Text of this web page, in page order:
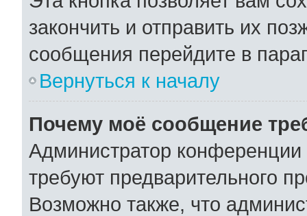
закончить и отправить их
сообщения перейдите в
Вернуться к началу
Почему моё сообщение
Администратор
требуют предварительного
Возможно также, что